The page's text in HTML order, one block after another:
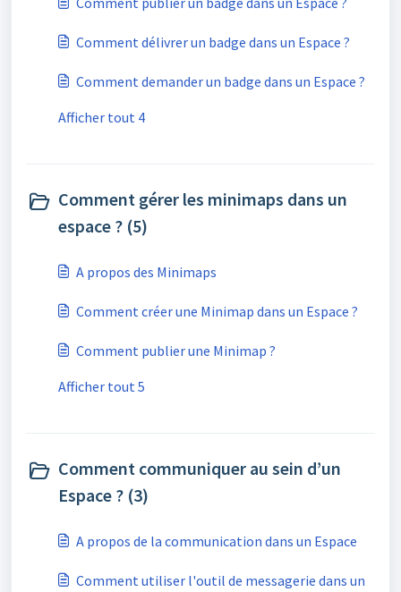
Comment délivrer un badge dans un Espace ?
Comment demander un badge dans un Espace ?
Afficher tout 4
Comment gérer les minimaps dans un
espace ? (5)
A propos des Minimaps
Comment créer une Minimap dans un Espace ?
Comment publier une Minimap ?
Afficher tout 5
Comment communiquer au sein d’un
Espace ? (3)
A propos de la communication dans un Espace
Comment utiliser l'outil de messagerie dans un